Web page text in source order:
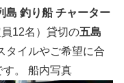
島 釣り船 チャーター
12名）貸切の五島
タイルやご希望に合
す。 船内写真